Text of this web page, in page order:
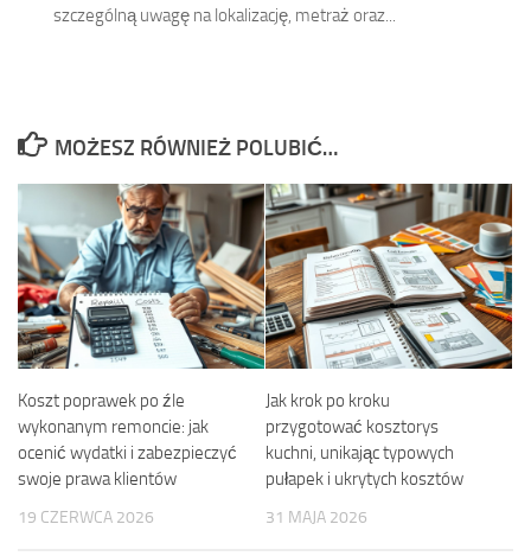
szczególną uwagę na lokalizację, metraż oraz...
MOŻESZ RÓWNIEŻ POLUBIĆ…
Koszt poprawek po źle
wykonanym remoncie: jak
ocenić wydatki i zabezpieczyć
swoje prawa klientów
19 CZERWCA 2026
Jak krok po kroku
przygotować kosztorys
kuchni, unikając typowych
pułapek i ukrytych kosztów
31 MAJA 2026